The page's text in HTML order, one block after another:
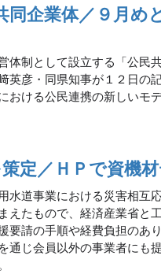
同企業体／９月め
体制として設立する「公民
英彦・同県知事が１２日の
おける公民連携の新しいモ
定／ＨＰで資機
水道事業における災害相互
えたもので、経済産業省と
要請の手順や経費負担のあ
通じ会員以外の事業者にも